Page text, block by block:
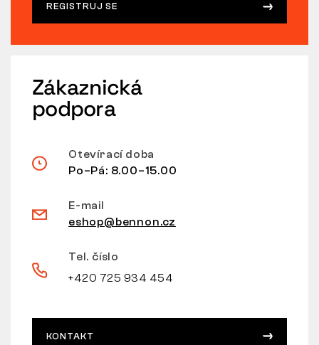
REGISTRUJ SE
Zákaznická
podpora
Otevírací doba
Po–Pá: 8.00–15.00
E-mail
eshop@bennon.cz
Tel. číslo
+420 725 934 454
KONTAKT